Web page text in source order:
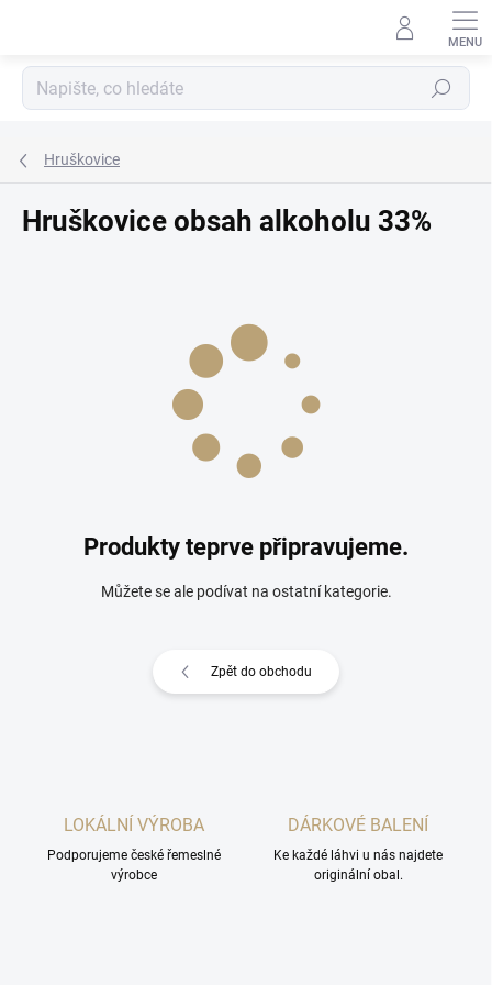
Hledat
Hruškovice
Hruškovice obsah alkoholu 33%
Produkty teprve připravujeme.
Můžete se ale podívat na ostatní kategorie.
Zpět do obchodu
LOKÁLNÍ VÝROBA
Podporujeme české řemeslné
výrobce
DÁRKOVÉ BALENÍ
Ke každé láhvi u nás najdete
originální obal.